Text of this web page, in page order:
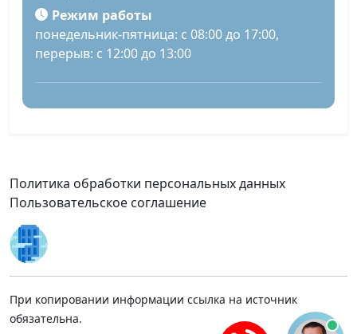
Режим работы
понедельник-пятница: с 08:00 до 17:00,
перерыв: с 12:00 до 13:00
Политика обработки персональных данных
Пользовательское соглашение
При копировании информации ссылка на источник
обязательна.